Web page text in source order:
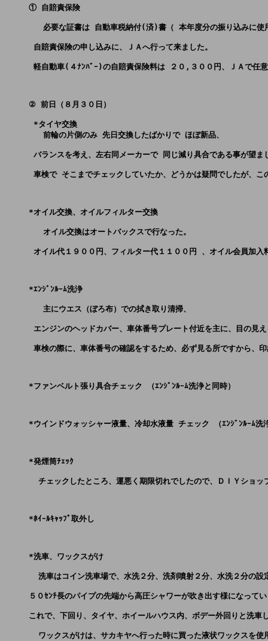
     ① 自賠責保険
必要な証書は 自動車税納付(済)書（ 本年度分の振り込みに使
      自賠責保険の申し込みに、ＪＡへ行って来ました。
軽自動車(４ﾅﾝﾊﾞｰ)の自賠責保険料は ２０,３００円、ＪＡで任
     ② 前日（８月３０日）
      *タイヤ交換
        前輪の片側のみ 先日交換したばかりで ほぼ新品、
バランスを考え、左右同メーカーで 同じ減り具合である事が望ま
車検で そこまでチェックしていたか、どうかは疑問でしたが、こ
     *オイル交換、オイルフィルター交換
        オイル交換はオートバックスで行なった。
オイル代１９００円、フィルター代１１００円 、オイル会員加入
     *ｴﾝｼﾞﾝﾙｰﾑ洗浄
        主にウエス（ぼろ布）での拭き取り清掃、
エンジンのヘッドカバー、車体番号プレート付近を主に、目の見
車検の際に、車体番号の確認をするため、必ず見る所ですから、
     *ファンベルト張り具合チェック （ｴﾝｼﾞﾝﾙｰﾑ洗浄と同時）
*ウインドウォッシャー液量、冷却水液量 チェック （ｴﾝｼﾞﾝﾙｰﾑ洗
     *発煙筒ﾁｪｯｸ
チェックしたところ、運悪く期限切れでしたので、ＤＩＹショ
     *ﾎｲｰﾙｷｬｯﾌﾟ取外し
     *洗車、ワックスがけ
洗車はコイン洗車場で、水洗２分、洗剤噴射２分、水洗２分の
５０ｾﾝﾁ長のパイプの先端から高圧シャワーが吹き出す様になって
これで、下回り、タイヤ、ホイールハウス内、ボデー外回りと洗車
ワックスがけは、サカキヤへ行った時に買った液状ワックスを使